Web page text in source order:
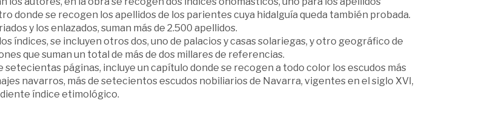
donde se recogen los apellidos de los parientes cuya hidalguía queda también probada.
y los enlazados, suman más de 2.500 apellidos.
índices, se incluyen otros dos, uno de palacios y casas solariegas, y otro geográfico de
que suman un total de más de dos millares de referencias.
setecientas páginas, incluye un capítulo donde se recogen a todo color los escudos más
navarros, más de setecientos escudos nobiliarios de Navarra, vigentes en el siglo XVI,
índice etimológico.